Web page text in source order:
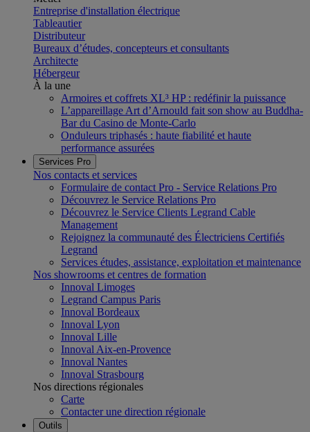
Entreprise d'installation électrique
Tableautier
Distributeur
Bureaux d’études, concepteurs et consultants
Architecte
Hébergeur
À la une
Armoires et coffrets XL³ HP : redéfinir la puissance
L’appareillage Art d’Arnould fait son show au Buddha-
Bar du Casino de Monte-Carlo
Onduleurs triphasés : haute fiabilité et haute
performance assurées
Services Pro
Nos contacts et services
Formulaire de contact Pro - Service Relations Pro
Découvrez le Service Relations Pro
Découvrez le Service Clients Legrand Cable
Management
Rejoignez la communauté des Électriciens Certifiés
Legrand
Services études, assistance, exploitation et maintenance
Nos showrooms et centres de formation
Innoval Limoges
Legrand Campus Paris
Innoval Bordeaux
Innoval Lyon
Innoval Lille
Innoval Aix-en-Provence
Innoval Nantes
Innoval Strasbourg
Nos directions régionales
Carte
Contacter une direction régionale
Outils